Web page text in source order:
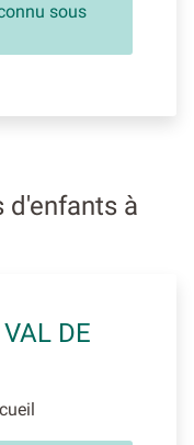
sous
d'enfants à
DE